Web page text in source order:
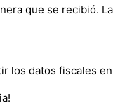
que se recibió.
los datos fiscales